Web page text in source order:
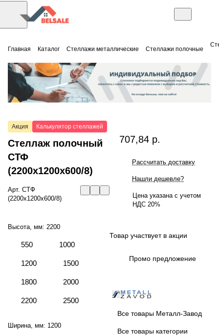
Главная Каталог Стеллажи металлические Стеллажи полочные
Акция Калькулятор стеллажей
Стеллаж полочный
СТФ
(2200x1200x600/8)
Арт. СТФ
(2200x1200x600/8)
Высота, мм: 2200
550 1000
1200 1500
1800 2000
2200 2500
Ширина, мм: 1200
707,84 р.
Рассчитать доставку
Нашли дешевле?
Цена указана с учетом
НДС 20%
Товар участвует в акции
Промо предложение
Все товары Металл-Завод
Все товары категории